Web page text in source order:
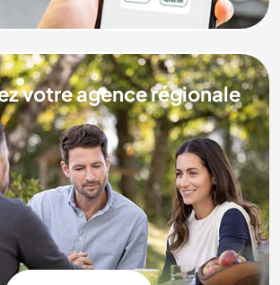
votre agence régionale